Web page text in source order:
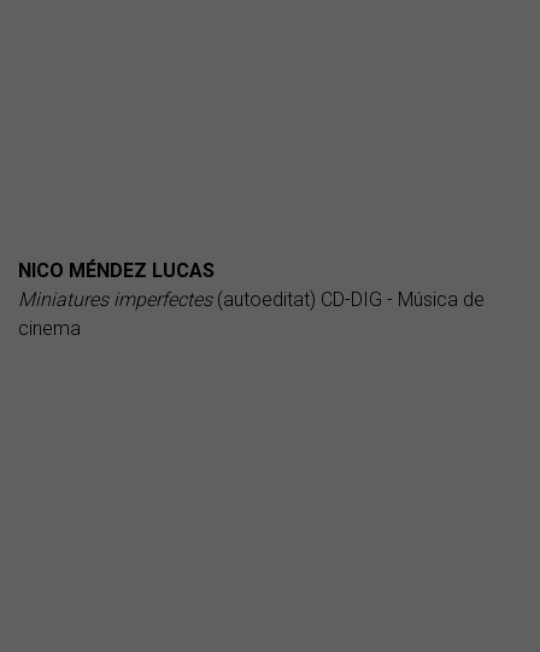
NICO MÉNDEZ LUCAS
Miniatures imperfectes(autoeditat) CD-DIG - Música de
cinema